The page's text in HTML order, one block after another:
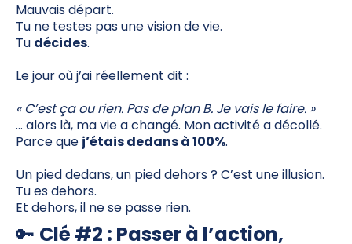
Mauvais départ.
Tu ne testes pas une vision de vie.
Tu décides.
Le jour où j’ai réellement dit :
« C’est ça ou rien. Pas de plan B. Je vais le faire. »
… alors là, ma vie a changé. Mon activité a décollé.
Parce que j’étais dedans à 100%.
Un pied dedans, un pied dehors ? C’est une illusion.
Tu es dehors.
Et dehors, il ne se passe rien.
🔑 Clé #2 : Passer à l’action,